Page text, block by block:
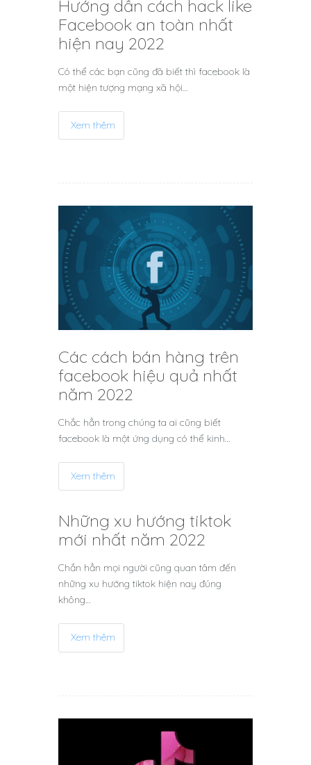
Hướng dẫn cách hack like
Facebook an toàn nhất
hiện nay 2022
Có thể các bạn cũng đã biết thì facebook là
một hiện tượng mạng xã hội…
Xem thêm
Các cách bán hàng trên
facebook hiệu quả nhất
năm 2022
Chắc hẳn trong chúng ta ai cũng biết
facebook là một ứng dụng có thể kinh…
Xem thêm
Những xu hướng tiktok
mới nhất năm 2022
Chắn hẳn mọi người cũng quan tâm đến
những xu hướng tiktok hiện nay đúng
không…
Xem thêm